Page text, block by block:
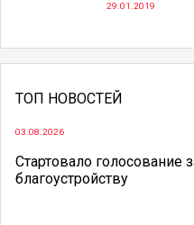
29.01.2019
ТОП НОВОСТЕЙ
03.08.2026
Стартовало голосование
благоустройству